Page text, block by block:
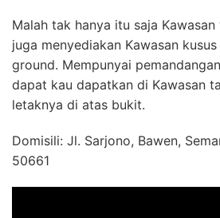
Malah tak hanya itu saja
juga menyediakan Kawasan
ground. Mempunyai
dapat kau dapatkan di Kawasan
letaknya di atas bukit.
Domisili: Jl. Sarjono, Bawen,
50661